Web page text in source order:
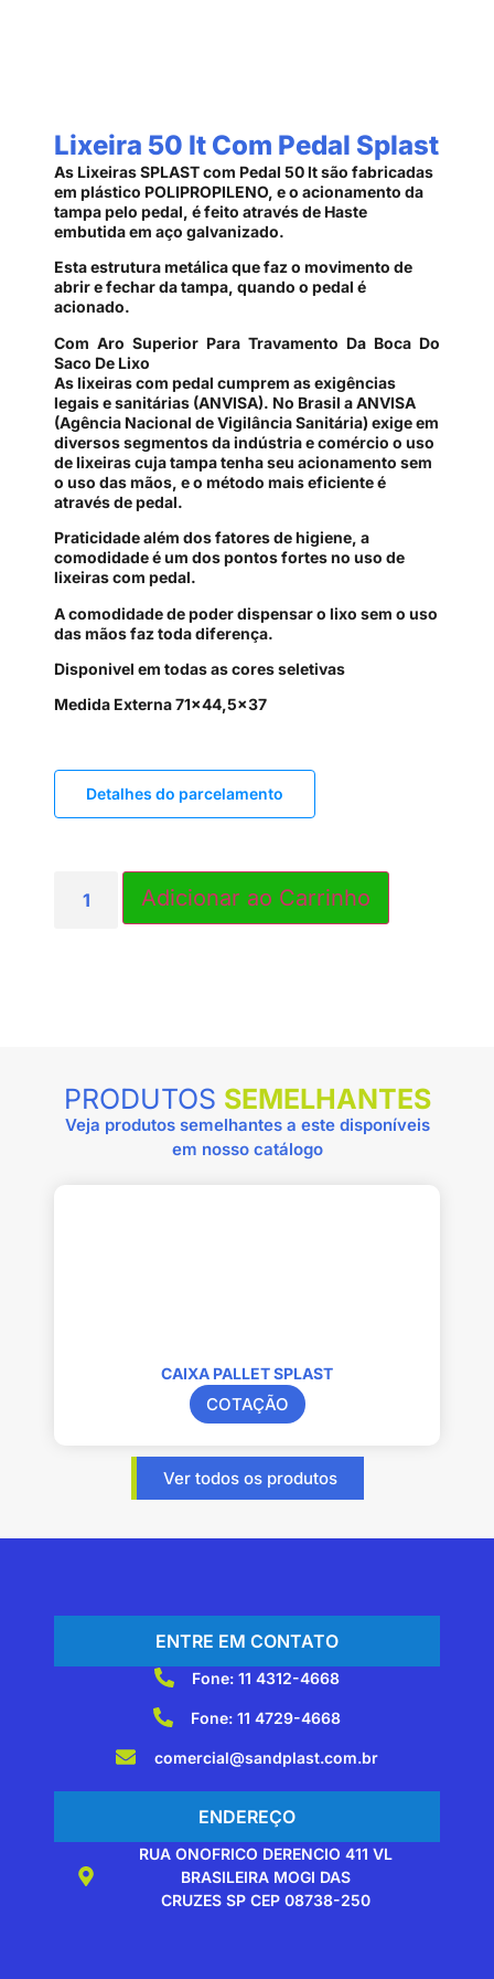
Lixeira 50 lt Com Pedal Splast
As Lixeiras SPLAST com Pedal 50 lt são fabricadas
em plástico POLIPROPILENO, e o acionamento da
tampa pelo pedal, é feito através de Haste
embutida em aço galvanizado.
Esta estrutura metálica que faz o movimento de
abrir e fechar da tampa, quando o pedal é
acionado.
Com Aro Superior Para Travamento Da Boca Do
Saco De Lixo
As lixeiras com pedal cumprem as exigências
legais e sanitárias (ANVISA). No Brasil a ANVISA
(Agência Nacional de Vigilância Sanitária) exige em
diversos segmentos da indústria e comércio o uso
de lixeiras cuja tampa tenha seu acionamento sem
o uso das mãos, e o método mais eficiente é
através de pedal.
Praticidade além dos fatores de higiene, a
comodidade é um dos pontos fortes no uso de
lixeiras com pedal.
A comodidade de poder dispensar o lixo sem o uso
das mãos faz toda diferença.
Disponivel em todas as cores seletivas
Medida Externa 71x44,5x37
Detalhes do parcelamento
PRODUTOS SEMELHANTES
Veja produtos semelhantes a este disponíveis
em nosso catálogo
CAIXA PALLET SPLAST
COTAÇÃO
Ver todos os produtos
ENTRE EM CONTATO
Fone: 11 4312-4668
Fone: 11 4729-4668
comercial@sandplast.com.br
ENDEREÇO
RUA ONOFRICO DERENCIO 411 VL
BRASILEIRA MOGI DAS
CRUZES SP CEP 08738-250